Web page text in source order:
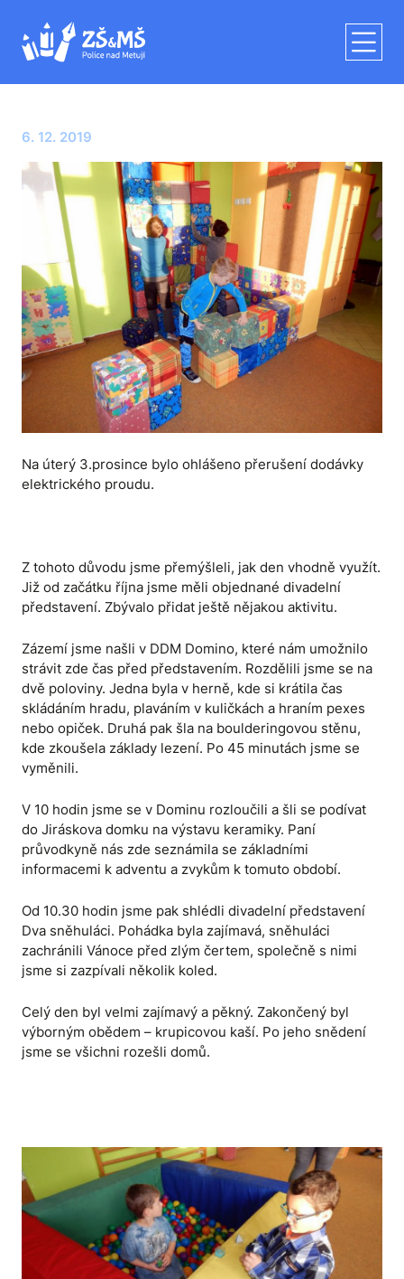
6. 12. 2019
Na úterý 3.prosince bylo ohlášeno přerušení dodávky
elektrického proudu.
Z tohoto důvodu jsme přemýšleli, jak den vhodně využít.
Již od začátku října jsme měli objednané divadelní
představení. Zbývalo přidat ještě nějakou aktivitu.
Zázemí jsme našli v DDM Domino, které nám umožnilo
strávit zde čas před představením. Rozdělili jsme se na
dvě poloviny. Jedna byla v herně, kde si krátila čas
skládáním hradu, plaváním v kuličkách a hraním pexes
nebo opiček. Druhá pak šla na boulderingovou stěnu,
kde zkoušela základy lezení. Po 45 minutách jsme se
vyměnili.
V 10 hodin jsme se v Dominu rozloučili a šli se podívat
do Jiráskova domku na výstavu keramiky. Paní
průvodkyně nás zde seznámila se základními
informacemi k adventu a zvykům k tomuto období.
Od 10.30 hodin jsme pak shlédli divadelní představení
Dva sněhuláci. Pohádka byla zajímavá, sněhuláci
zachránili Vánoce před zlým čertem, společně s nimi
jsme si zazpívali několik koled.
Celý den byl velmi zajímavý a pěkný. Zakončený byl
výborným obědem – krupicovou kaší. Po jeho snědení
jsme se všichni rozešli domů.